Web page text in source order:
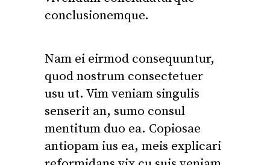
conclusionemque.
Nam ei eirmod consequuntur,
quod nostrum consectetuer
usu ut. Vim veniam singulis
senserit an, sumo consul
mentitum duo ea. Copiosae
antiopam ius ea, meis explicari